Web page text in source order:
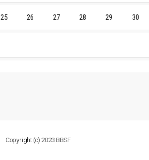
25 26 27 28 29 30
Copyright (c) 2023 BBSF